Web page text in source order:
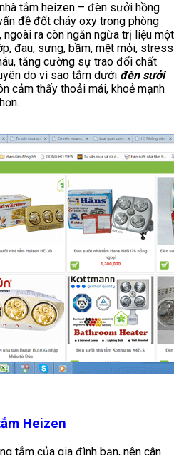
tắm heizen – đèn sưởi hồng
đề đốt cháy oxy trong phòng
ngoài ra còn ngăn ngừa trị liệu một
đau, sưng, bầm, mệt mỏi, stress
tăng cường sự trao đổi chất
do vì sao tắm dưới đèn sưởi
cảm thấy thoải mái, khoẻ mạnh
Heizen
tắm của gia đình bạn, nên cân